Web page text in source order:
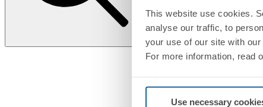
This website use cookies.
analyse our traffic, to
your use of our site with
For more information, read
Use necessary